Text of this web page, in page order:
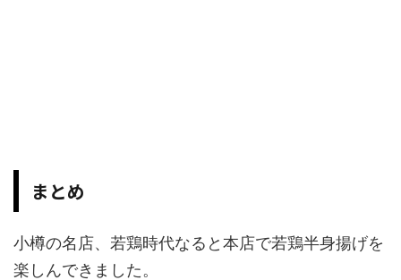
まとめ
小樽の名店、若鶏時代なると本店で若鶏半身揚げを
楽しんできました。